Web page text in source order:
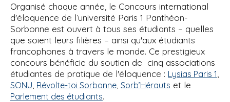
Organisé chaque année, le Concours international
d'éloquence de l’université Paris 1 Panthéon-
Sorbonne est ouvert à tous ses étudiants – quelles
que soient leurs filières – ainsi qu'aux étudiants
francophones à travers le monde. Ce prestigieux
concours bénéficie du soutien de cinq associations
étudiantes de pratique de l'éloquence : Lysias Paris 1
SONU Révolte-toi Sorbonne Sorb’Hérauts et le
Parlement des étudiants.